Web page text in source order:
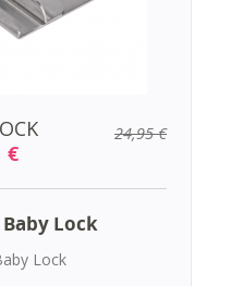
€
24,95 €
Lock
Lock